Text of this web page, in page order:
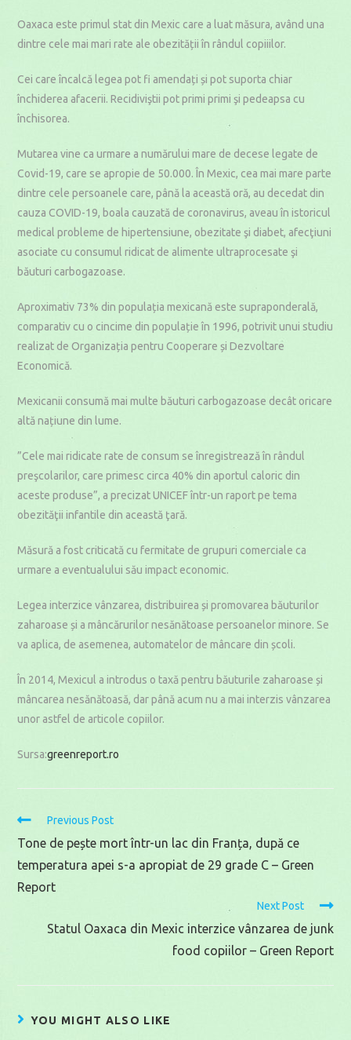
Oaxaca este primul stat din Mexic care a luat măsura, având una
dintre cele mai mari rate ale obezității în rândul copiiilor.
Cei care încalcă legea pot fi amendați și pot suporta chiar
închiderea afacerii. Recidiviştii pot primi primi şi pedeapsa cu
închisorea.
Mutarea vine ca urmare a numărului mare de decese legate de
Covid-19, care se apropie de 50.000. În Mexic, cea mai mare parte
dintre cele persoanele care, până la această oră, au decedat din
cauza COVID-19, boala cauzată de coronavirus, aveau în istoricul
medical probleme de hipertensiune, obezitate şi diabet, afecţiuni
asociate cu consumul ridicat de alimente ultraprocesate şi
băuturi carbogazoase.
Aproximativ 73% din populația mexicană este supraponderală,
comparativ cu o cincime din populație în 1996, potrivit unui studiu
realizat de Organizația pentru Cooperare și Dezvoltare
Economică.
Mexicanii consumă mai multe băuturi carbogazoase decât oricare
altă națiune din lume.
”Cele mai ridicate rate de consum se înregistrează în rândul
preşcolarilor, care primesc circa 40% din aportul caloric din
aceste produse”, a precizat UNICEF într-un raport pe tema
obezităţii infantile din această ţară.
Măsură a fost criticată cu fermitate de grupuri comerciale ca
urmare a eventualului său impact economic.
Legea interzice vânzarea, distribuirea și promovarea băuturilor
zaharoase și a mâncărurilor nesănătoase persoanelor minore. Se
va aplica, de asemenea, automatelor de mâncare din școli.
În 2014, Mexicul a introdus o taxă pentru băuturile zaharoase și
mâncarea nesănătoasă, dar până acum nu a mai interzis vânzarea
unor astfel de articole copiilor.
Sursa:greenreport.ro
Read
more
articles
Previous Post
Tone de pește mort într-un lac din Franța, după ce
temperatura apei s-a apropiat de 29 grade C – Green
Report
Next Post
Statul Oaxaca din Mexic interzice vânzarea de junk
food copiilor – Green Report
YOU MIGHT ALSO LIKE